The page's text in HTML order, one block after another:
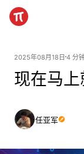
2025年08月18日 4 分
现在马
任亚军